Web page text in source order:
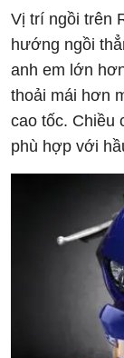
Vị trí ngồi trên
hướng ngồi
anh em lớn
thoải mái hơn
cao tốc. Chiều
phù hợp với